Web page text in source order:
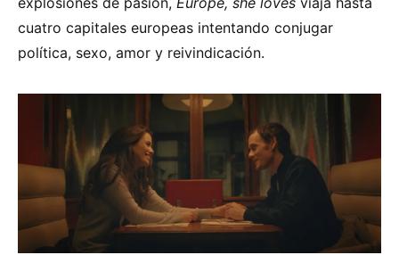
cuatro capitales europeas intentando conjugar
política, sexo, amor y reivindicación.